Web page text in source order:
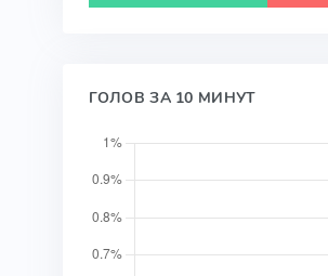
ГОЛОВ ЗА 10 МИНУТ